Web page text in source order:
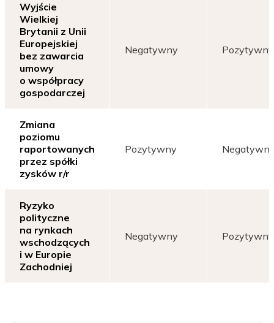
Wyjście
Wielkiej
Brytanii z Unii
Europejskiej
bez zawarcia
umowy
o współpracy
gospodarczej
Negatywny Pozytywny
Zmiana
poziomu
raportowanych
przez spółki
zysków r/r
Pozytywny
Ryzyko
polityczne
na rynkach
wschodzących
i w Europie
Zachodniej
Negatywny Pozytywny